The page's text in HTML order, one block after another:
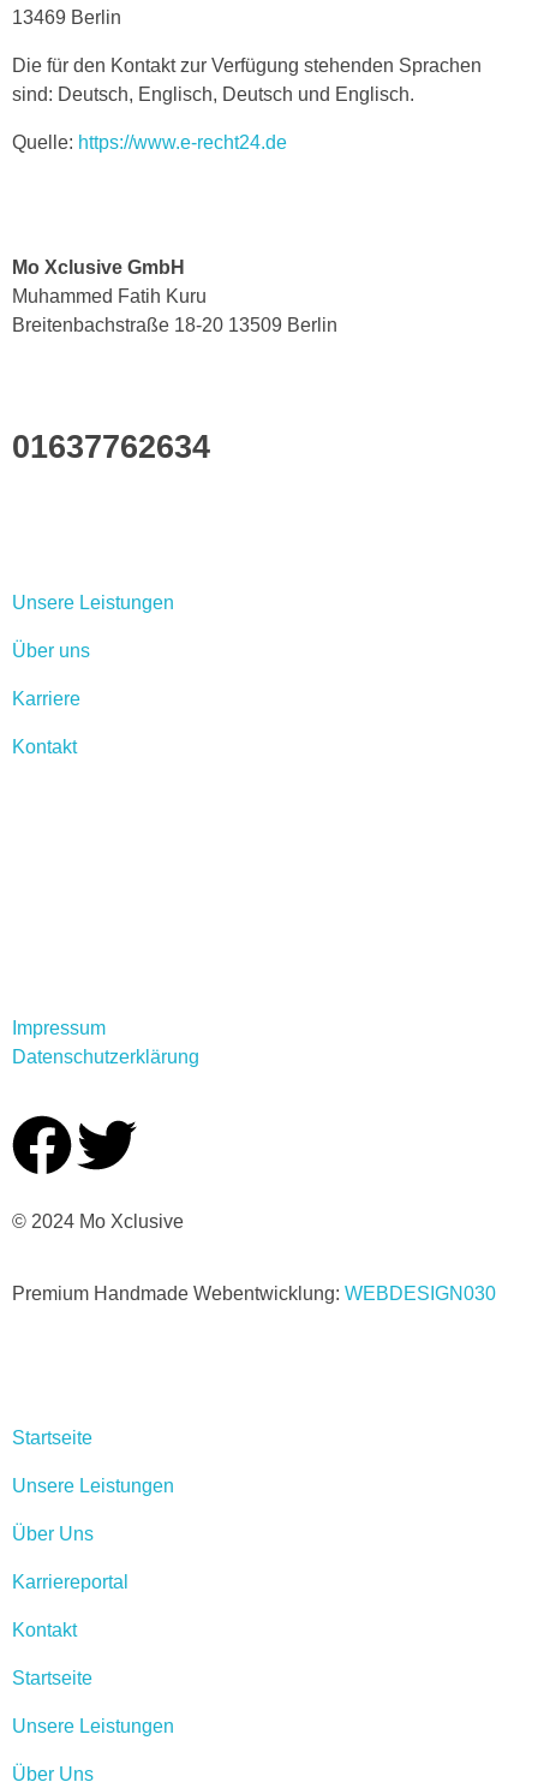
13469 Berlin
Die für den Kontakt zur Verfügung stehenden Sprachen
sind: Deutsch, Englisch, Deutsch und Englisch.
Quelle: https://www.e-recht24.de
Mo Xclusive GmbH
Muhammed Fatih Kuru
Breitenbachstraße 18-20 13509 Berlin
01637762634
Unsere Leistungen
Über uns
Karriere
Kontakt
Impressum
Datenschutzerklärung
© 2024 Mo Xclusive
Premium Handmade Webentwicklung: WEBDESIGN030
Startseite
Unsere Leistungen
Über Uns
Karriereportal
Kontakt
Startseite
Unsere Leistungen
Über Uns